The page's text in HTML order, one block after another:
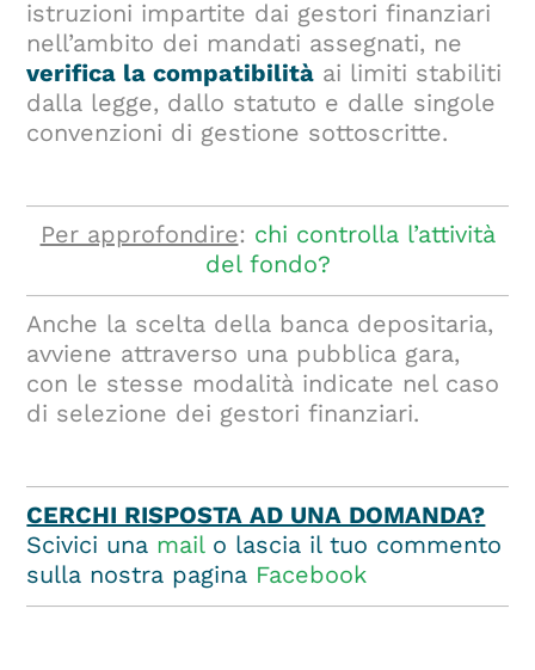
istruzioni impartite dai gestori finanziari
nell’ambito dei mandati assegnati, ne
verifica la compatibilità ai limiti stabiliti
dalla legge, dallo statuto e dalle singole
convenzioni di gestione sottoscritte.
Per approfondire: chi controlla l’attività
del fondo?
Anche la scelta della banca depositaria,
avviene attraverso una pubblica gara,
con le stesse modalità indicate nel caso
di selezione dei gestori finanziari.
CERCHI RISPOSTA AD UNA DOMANDA?
Scivici una mailo lascia il tuo commento
sulla nostra pagina Facebook